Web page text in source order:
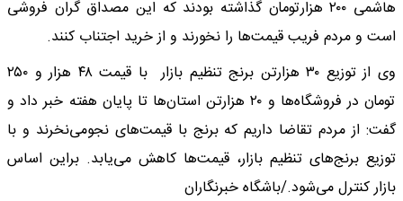
هاشمی ۲۰۰ هزارتومان گذاشته بودند که این مصداق گران فروشی
است و مردم فریب قیمت‌ها را نخورند و از خرید اجتناب کنند.
وی از توزیع ۳۰ هزارتن برنج تنظیم بازار با قیمت ۴۸ هزار و ۲۵۰
تومان در فروشگاه‌ها و ۲۰ هزارتن استان‌ها تا پایان هفته خبر داد و
گفت: از مردم تقاضا داریم که برنج با قیمت‌های نجومی‌نخرند و با
توزیع برنج‌های تنظیم بازار، قیمت‌ها کاهش می‌یابد. براین اساس
بازار کنترل می‌شود./باشگاه خبرنگاران